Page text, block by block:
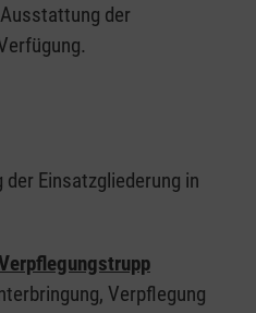
der
Einsatzgliederung in
Verpflegung